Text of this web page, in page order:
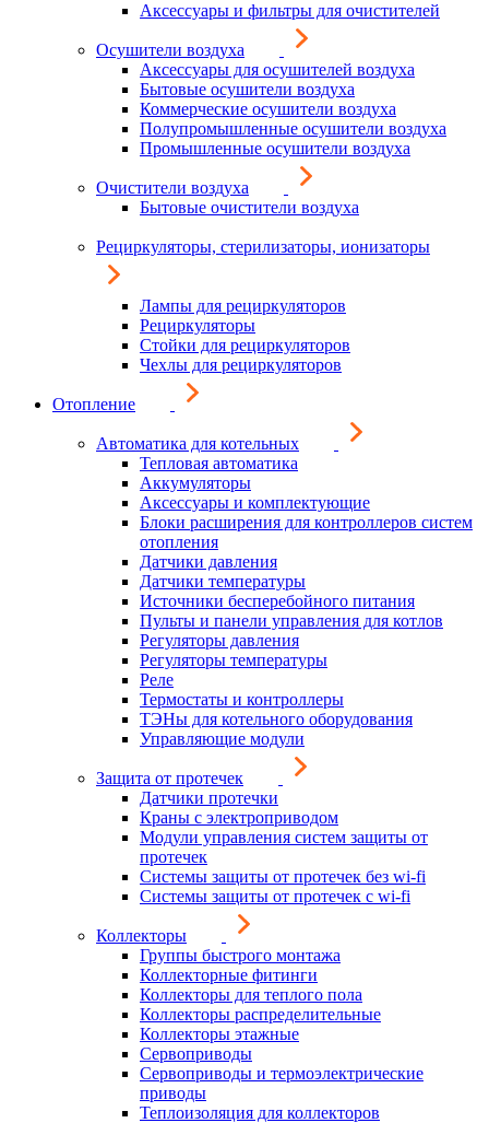
Аксессуары и фильтры для очистителей
Осушители воздуха
Аксессуары для осушителей воздуха
Бытовые осушители воздуха
Коммерческие осушители воздуха
Полупромышленные осушители воздуха
Промышленные осушители воздуха
Очистители воздуха
Бытовые очистители воздуха
Рециркуляторы, стерилизаторы, ионизаторы
Лампы для рециркуляторов
Рециркуляторы
Стойки для рециркуляторов
Чехлы для рециркуляторов
Отопление
Автоматика для котельных
Тепловая автоматика
Аккумуляторы
Аксессуары и комплектующие
Блоки расширения для контроллеров систем
отопления
Датчики давления
Датчики температуры
Источники бесперебойного питания
Пульты и панели управления для котлов
Регуляторы давления
Регуляторы температуры
Реле
Термостаты и контроллеры
ТЭНы для котельного оборудования
Управляющие модули
Защита от протечек
Датчики протечки
Краны с электроприводом
Модули управления систем защиты от
протечек
Системы защиты от протечек без wi-fi
Системы защиты от протечек с wi-fi
Коллекторы
Группы быстрого монтажа
Коллекторные фитинги
Коллекторы для теплого пола
Коллекторы распределительные
Коллекторы этажные
Сервоприводы
Сервоприводы и термоэлектрические
приводы
Теплоизоляция для коллекторов